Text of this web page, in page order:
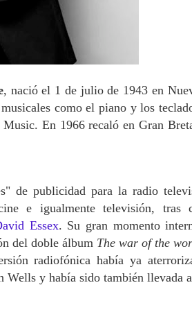
, nació el 1 de julio de 1943 en
como el piano y los
En 1966 recalóen Gran
de publicidad para la radio
e igualmente televisión, tras
Essex. Su gran momento
del doble álbum The war of the
radiofónica había ya
Wells y había sido también llevada